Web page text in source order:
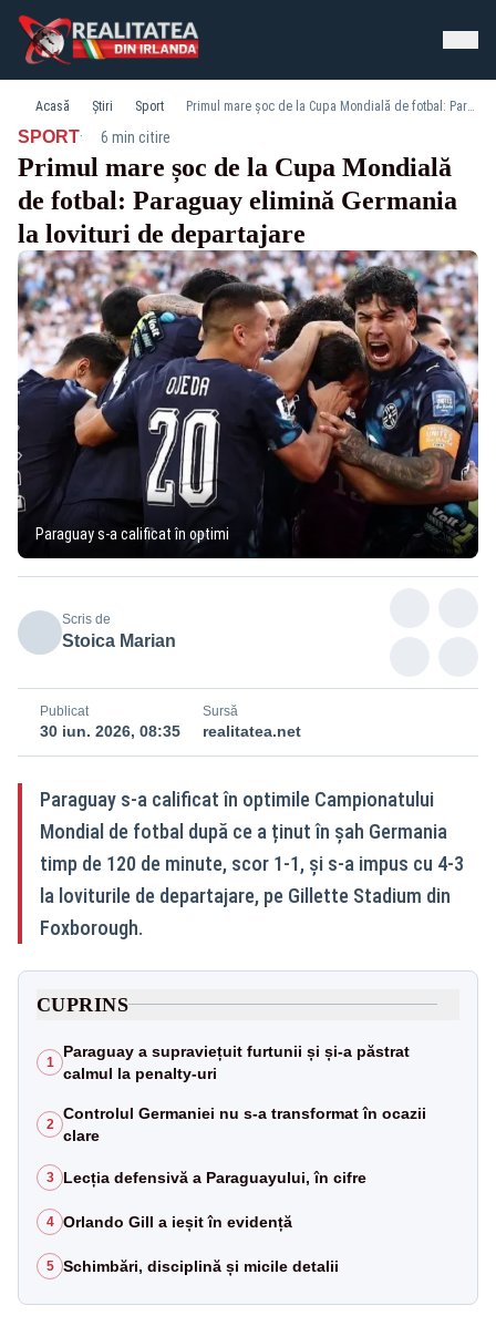
Acasă Știri Sport Primul mare șoc de la Cupa Mondială de fotbal: Paraguay elimină Germania la lovituri de departajare
SPORT· 6 min citire
Primul mare șoc de la Cupa Mondială
de fotbal: Paraguay elimină Germania
la lovituri de departajare
Paraguay s-a calificat în optimi
Scris de
Stoica Marian
Publicat
30 iun. 2026, 08:35
Sursă
realitatea.net
Paraguay s-a calificat în optimile Campionatului
Mondial de fotbal după ce a ținut în șah Germania
timp de 120 de minute, scor 1-1, și s-a impus cu 4-3
la loviturile de departajare, pe Gillette Stadium din
Foxborough.
CUPRINS
1
Paraguay a supraviețuit furtunii și și-a păstrat
calmul la penalty-uri
2
Controlul Germaniei nu s-a transformat în ocazii
clare
3 Lecția defensivă a Paraguayului, în cifre
4 Orlando Gill a ieșit în evidență
5 Schimbări, disciplină și micile detalii